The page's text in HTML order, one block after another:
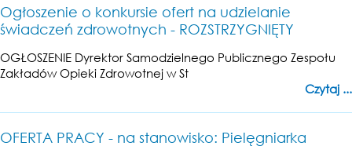
Ogłoszenie o konkursie ofert na udzielanie
świadczeń zdrowotnych - ROZSTRZYGNIĘTY
OGŁOSZENIE Dyrektor Samodzielnego Publicznego Zespołu
Zakładów Opieki Zdrowotnej w St
Czytaj ...
OFERTA PRACY - na stanowisko: Pielęgniarka